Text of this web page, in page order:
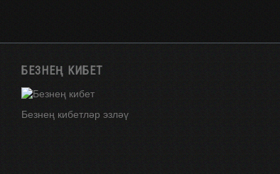
БЕЗНЕҢ КИБЕТ
Безнең кибетләр эзләү